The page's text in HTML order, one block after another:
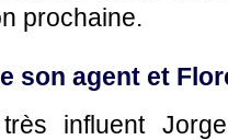
prochaine.
son agent et
influent